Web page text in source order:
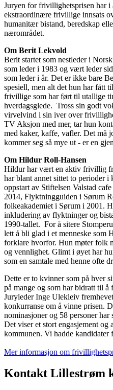
Juryen for frivillighetsprisen har i
ekstraordinære frivillige innsats
humanitær bistand, beredskap
nærområdet.
Om Berit Lekvold
Berit startet som nestleder i
som leder i 1983 og vært leder
som leder i år. Det er ikke bare
spesiell, men alt det hun har fått
frivillige som har ført til utallige
hverdagsglede. Tross sin godt
virvelvind i sin iver over
TV Aksjon med mer, tar hun
med kaker, kaffe, vafler. Det må
kommer seg så mye ut - er en
Om Hildur Roll-Hansen
Hildur har vært en aktiv frivillig
har blant annet sittet to perioder
oppstart av Stiftelsen Valstad
2014, Flyktningguiden i Sørum
folkeakademiet i Sørum i 2001.
inkludering av flyktninger og
1990-tallet. For å sitere
lett å bli glad i et menneske som
forklare hvorfor. Hun møter folk
og vennlighet. Glimt i øyet har
som en samtale med henne ofte
Dette er to kvinner som på hver
på mange og som har bidratt til
Juryleder Inge Ulekleiv
konkurranse om å vinne prisen.
nominasjoner og 58 personer
Det viser et stort engasjement
kommunen. Vi hadde
Mer informasjon om
Kontakt Lillestrøm